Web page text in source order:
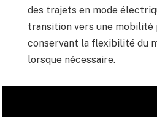
des trajets en mode
transition vers une mobilité
conservant la flexibilité du
lorsque nécessaire.